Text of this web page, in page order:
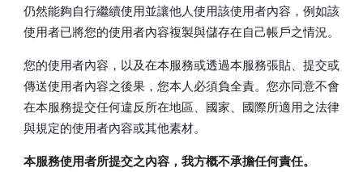
仍然能夠自行繼續使用並讓他人使用該使用者內容，例如該
使用者已將您的使用者內容複製與儲存在自己帳戶之情況。
您的使用者內容，以及在本服務或透過本服務張貼、提交或
傳送使用者內容之後果，您本人必須負全責。您亦同意不會
在本服務提交任何違反所在地區、國家、國際所適用之法律
與規定的使用者內容或其他素材。
本服務使用者所提交之內容，我方概不承擔任何責任。